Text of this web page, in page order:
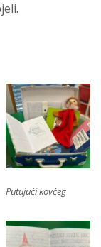
Putujući kovčeg